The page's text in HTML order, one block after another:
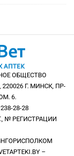
ОБЩЕСТВО
Г. МИНСК, ПР-
6.
28-28
№ РЕГИСТРАЦИИ
–